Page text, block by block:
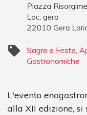
Piazza
Loc. gera
22010 Gera
Sagre e Feste
Gastronomiche
L'evento
alla XII edizione, si